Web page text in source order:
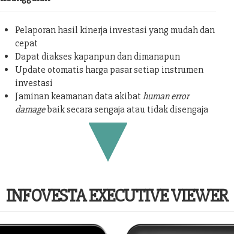
Pelaporan hasil kinerja investasi yang mudah dan
cepat
Dapat diakses kapanpun dan dimanapun
Update otomatis harga pasar setiap instrumen
investasi
Jaminan keamanan data akibat human error
damagebaik secara sengaja atau tidak disengaja
INFOVESTA EXECUTIVE VIEWER